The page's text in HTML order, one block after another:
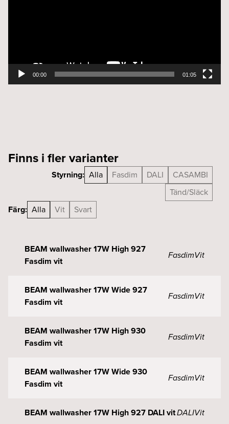
00:00 01:05
Finns i fler varianter
Styrning: Alla Fasdim DALI
CASAMBI
Tänd/Släck
Färg: Alla Vit Svart
BEAM wallwasher 17W High 927
Fasdim vit
FasdimVit
BEAM wallwasher 17W Wide 927
Fasdim vit
FasdimVit
BEAM wallwasher 17W High 930
Fasdim vit
FasdimVit
BEAM wallwasher 17W Wide 930
Fasdim vit
FasdimVit
BEAM wallwasher 17W High 927 DALI vitDALIVit